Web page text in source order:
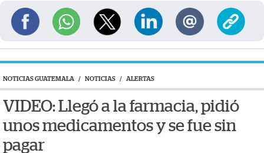
NOTICIAS GUATEMALA / NOTICIAS / ALERTAS
VIDEO: Llegó a la farmacia, pidió
unos medicamentos y se fue sin
pagar